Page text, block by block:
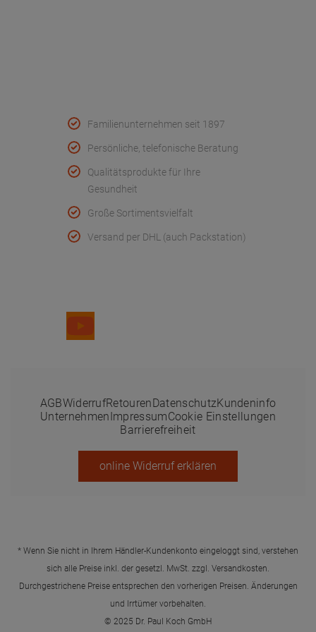
Familienunternehmen seit 1897
Persönliche, telefonische Beratung
Qualitätsprodukte für Ihre
Gesundheit
Große Sortimentsvielfalt
Versand per DHL (auch Packstation)
AGBWiderrufRetouren DatenschutzKundeninfo
Unternehmen ImpressumCookie Einstellungen
Barrierefreiheit
online Widerruf erklären
* Wenn Sie nicht in Ihrem Händler-Kundenkonto eingeloggt sind, verstehen
sich alle Preise inkl. der gesetzl. MwSt. zzgl. Versandkosten.
Durchgestrichene Preise entsprechen den vorherigen Preisen. Änderungen
und Irrtümer vorbehalten.
© 2025 Dr. Paul Koch GmbH